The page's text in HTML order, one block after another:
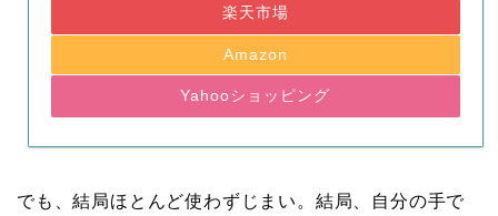
楽天市場
Amazon
Yahooショッピング
でも、結局ほとんど使わずじまい。結局、自分の手で